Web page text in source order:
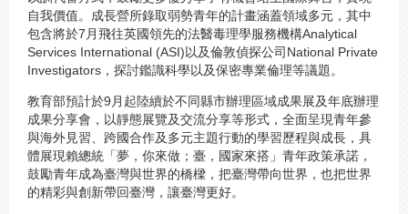
自我價值。成長營所錄取弱勢青年的計畫涵蓋領域多元，其中
包含將於7月飛往英國領先的法醫毒理學服務機構Analytical
Services International (ASI)以及倫敦偵探公司National Private
Investigators，探討鑑識科學以及保密專業倫理等議題。
教育部預計於9月起陸續於不同縣市辦理區域成果展及年底辦理
成果分享會，以靜態展覽及交流分享等形式，全面呈現青年參
與海外見習、跨國合作及多元主題行動的學習歷程與成長，具
體展現賴總統「夢，你來做；臺，國家來搭」青年政策承諾，
鼓勵青年成為臺灣與世界的橋樑，把臺灣帶向世界，也把世界
的精彩與創新帶回臺灣，讓臺灣更好。